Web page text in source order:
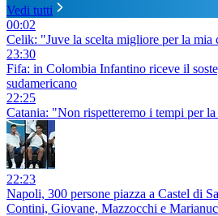
Vedi tutti
00:02
Celik: "Juve la scelta migliore per la mia
23:30
Fifa: in Colombia Infantino riceve il
sudamericano
22:25
Catania: "Non rispetteremo i tempi per
22:23
Napoli, 300 persone piazza a Castel di
Contini, Giovane, Mazzocchi e